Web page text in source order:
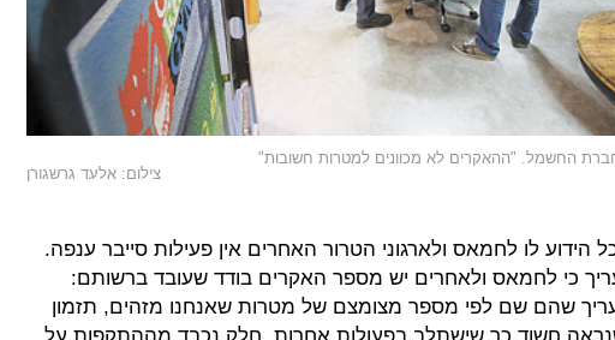
החשמל. "ההאקרים לא מכוונים למטרות חשובות"
צילום: אלעד גרשגורן
הידוע לו לחמאס ולארגוני הטרור האחרים אין פעילות סייבר ענפה.
כי לחמאס ולאחרים יש מספר האקרים בודד שעובד ברשותם:
שהם שם לפי מספר מצומצם של מטרות שאנחנו מזהים, תזמון